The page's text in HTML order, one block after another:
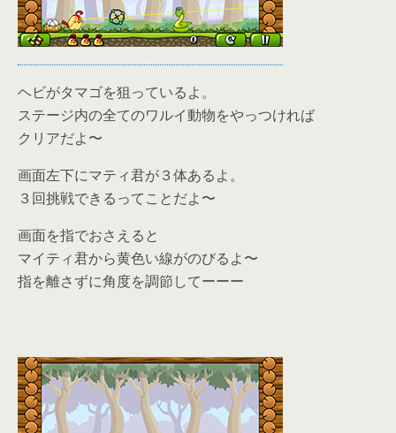
ヘビがタマゴを狙っているよ。
ステージ内の全てのワルイ動物をやっつければ
クリアだよ〜
画面左下にマティ君が３体あるよ。
３回挑戦できるってことだよ〜
画面を指でおさえると
マイティ君から黄色い線がのびるよ〜
指を離さずに角度を調節してーーー